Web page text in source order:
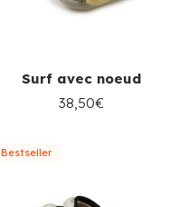
Surf avec noeud
38,50€
Bestseller